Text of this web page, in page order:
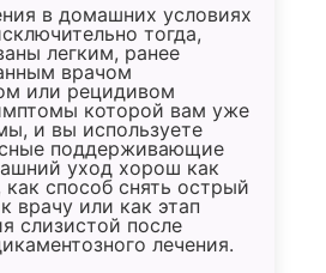
в домашних условиях
тогда,
легким, ранее
врачом
или рецидивом
которой вам уже
и вы используете
поддерживающие
уход хорош как
способ снять острый
врачу или как этап
слизистой после
лечения.